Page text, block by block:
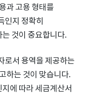
과 고용 형태를
인지 정확히
것이 중요합니다.
로서 용역을 제공하는
하는 것이 맞습니다.
에 따라 세금계산서